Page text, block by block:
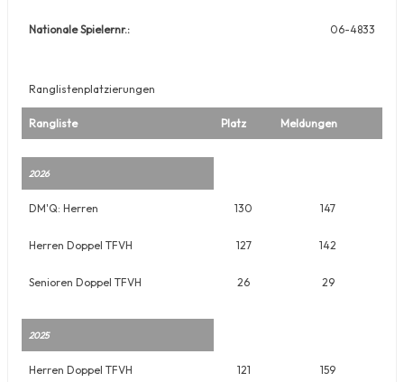
Nationale Spielernr.: 06-4833
Ranglistenplatzierungen
Rangliste Platz Meldungen
2026
DM'Q: Herren 130 147
Herren Doppel TFVH 127 142
Senioren Doppel TFVH 26 29
2025
Herren Doppel TFVH 121 159